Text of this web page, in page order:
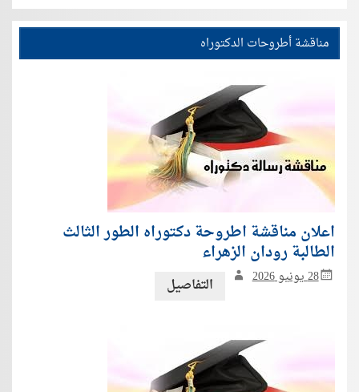
مناقشة أطروحات الدكتوراه
اعلان مناقشة اطروحة دكتوراه الطور الثالث
الطالبة رودان الزهراء
28 يونيو 2026 التفاصيل